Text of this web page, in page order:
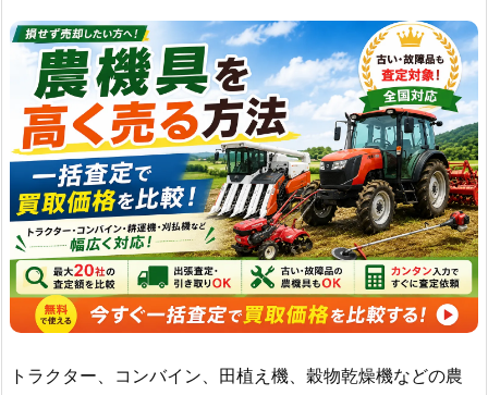
トラクター、コンバイン、田植え機、穀物乾燥機などの農